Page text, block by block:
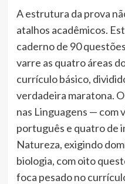
A estrutura da prova
atalhos acadêmicos.
caderno de 90
varre as quatro áreas
currículo básico,
verdadeira maratona.
nas Linguagens — com
português e quatro de
Natureza, exigindo
biologia, com oito
foca pesado no